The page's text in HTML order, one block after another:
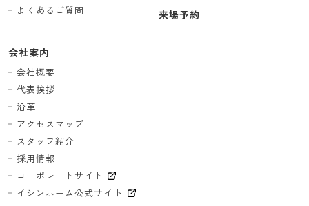
よくあるご質問
来場予約
会社案内
会社概要
代表挨拶
沿革
アクセスマップ
スタッフ紹介
採用情報
コーポレートサイト
イシンホーム公式サイト